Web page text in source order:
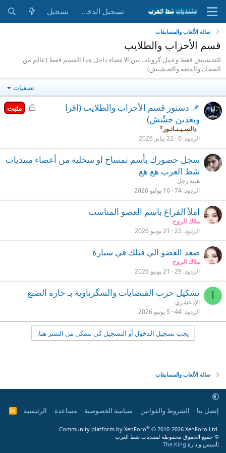
تسجيل الدخول تسجيل
صالة الألعاب والمسابقات
قسم الأحزاب والطلايب
للتحشيش فقط وعمل گروبات بين الاعضاء داخل هذا القسم فقط (عالم من
الضحك والمتعة والتحشيش)
تصفيات
م
مثبت
📌 دستور قسم الأحزاب والطلايب (اقرا
وبعدين حشّش)
『السـيـنـاتـور』
الردود 0 22 يناير 2026
سجل حضورك بأسم تمساح او سحلية من أعضاء منتديات
شط العرب هع هع
هيبة رجل
الردود 74 16 يوليو 2026
املأ الفراغ باسم العضو المناسب
ملاك الروح
الردود 22 21 يونيو 2026
صعد العضو الي قبلك في سيارة
ملاك الروح
الردود 29 21 يونيو 2026
ا تشكيل حزب القبضايات والسگرتاوية بـ حارة الضبع
الإدعشري
الردود 44 5 يونيو 2026
يجب تسجيل الدخول أو التسجيل كي تتمكن من النشر هنا.
صالة الألعاب والمسابقات
إتصل بنا الشروط والقوانين سياسة الخصوصية مساعدة الرئيسية
R
Community platform by XenForo® © 2010-2026 XenForo Ltd.
© جميع الحقوق محفوظة لمنتديات شط العرب
تأسيس وإدارة The King